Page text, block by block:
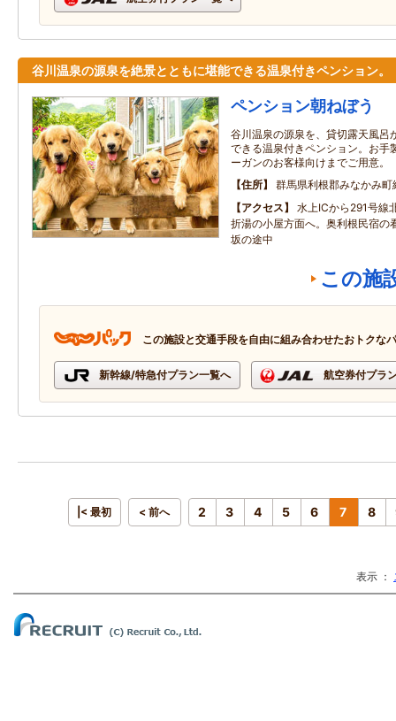
谷川温泉の源泉を絶景とともに堪能できる温泉付きペンション。
ペンション朝ねぼう
谷川温泉の源泉を、貸切露天風呂
できる温泉付きペンション。お手
ーガンのお客様向けまでご用意。
住所
群馬県利根郡みなかみ
アクセス
水上ICから291号線
折湯の小屋方面へ。奥利根民宿の
坂の途中
この施
この施設と交通手段を自由に組み合わせたおトクな
新幹線/特急付プラン一覧へ 航空券付プラ
|< 最初 < 前へ 2 3 4 5 6 7 8
表示 ：